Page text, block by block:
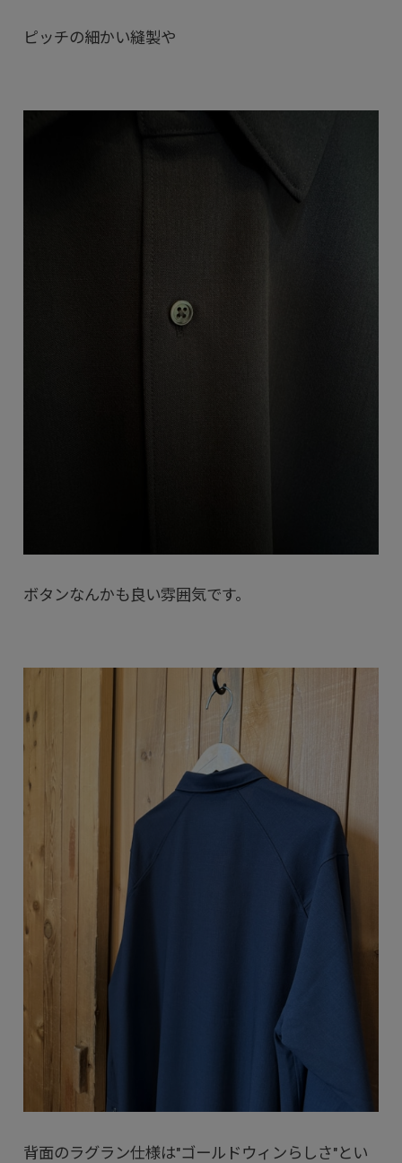
ピッチの細かい縫製や
ボタンなんかも良い雰囲気です。
背面のラグラン仕様は"ゴールドウィンらしさ"とい